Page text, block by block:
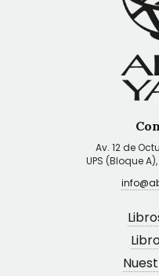
Av. 12 de
UPS (Bloque